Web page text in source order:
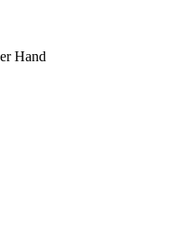
Hand